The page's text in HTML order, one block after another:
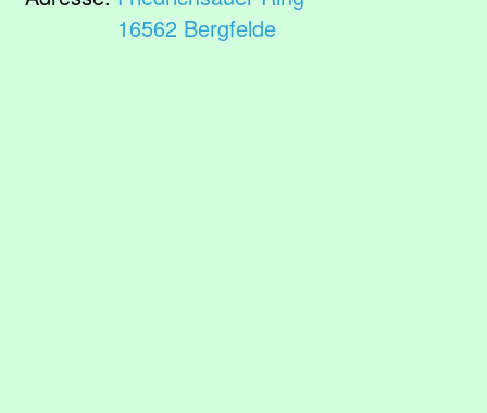
16562 Bergfelde